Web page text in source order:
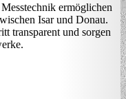
ermöglichen
Isar und Donau.
transparent und sorgen